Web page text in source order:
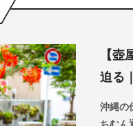
【
迫る
沖縄の